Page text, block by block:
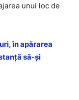
unui loc de
în apărarea
să-şi